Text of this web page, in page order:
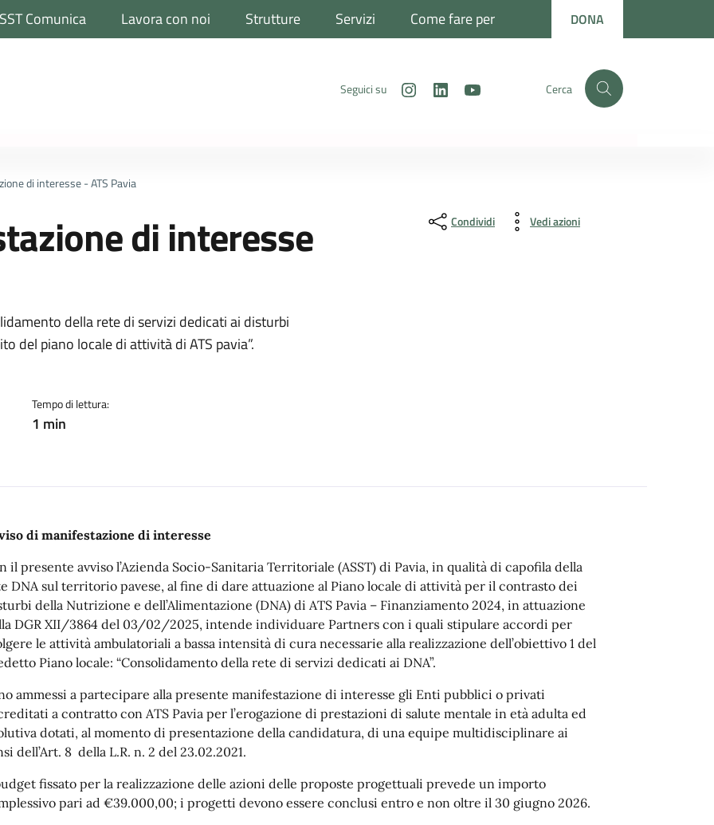
Comunica Lavora con noi Strutture Servizi Come fare per DONA
Seguici su Instagram
LinkedIn Cerca
di interesse - ATS Pavia
di interesse
della rete di servizi dedicati ai disturbi
del piano locale di attività di ATS pavia”.
Tempo di lettura:
1 min
Condividi Vedi azioni
di manifestazione di interesse
il presente avviso l’Azienda Socio-Sanitaria Territoriale (ASST) di Pavia, in qualità di capofila della
DNA sul territorio pavese, al fine di dare attuazione al Piano locale di attività per il contrasto dei
della Nutrizione e dell’Alimentazione (DNA) di ATS Pavia – Finanziamento 2024, in attuazione
DGR XII/3864 del 03/02/2025, intende individuare Partners con i quali stipulare accordi per
le attività ambulatoriali a bassa intensità di cura necessarie alla realizzazione dell’obiettivo 1 del
Piano locale: “Consolidamento della rete di servizi dedicati ai DNA”.
ammessi a partecipare alla presente manifestazione di interesse gli Enti pubblici o privati
a contratto con ATS Pavia per l’erogazione di prestazioni di salute mentale in età adulta ed
dotati, al momento di presentazione della candidatura, di una equipe multidisciplinare ai
dell’Art. 8 della L.R. n. 2 del 23.02.2021.
fissato per la realizzazione delle azioni delle proposte progettuali prevede un importo
pari ad €39.000,00; i progetti devono essere conclusi entro e non oltre il 30 giugno 2026.